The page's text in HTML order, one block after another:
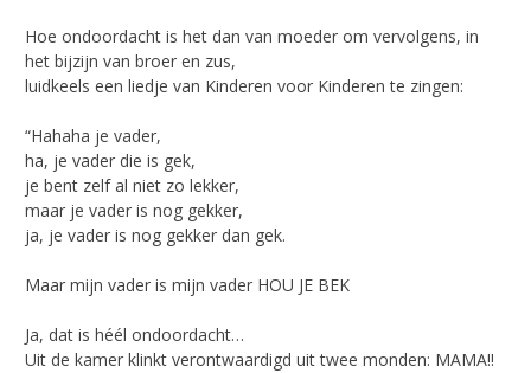
Hoe ondoordacht is het dan van moeder om vervolgens, in
het bijzijn van broer en zus,
luidkeels een liedje van Kinderen voor Kinderen te zingen:
“Hahaha je vader,
ha, je vader die is gek,
je bent zelf al niet zo lekker,
maar je vader is nog gekker,
ja, je vader is nog gekker dan gek.
Maar mijn vader is mijn vader HOU JE BEK
Ja, dat is héél ondoordacht…
Uit de kamer klinkt verontwaardigd uit twee monden: MAMA!!